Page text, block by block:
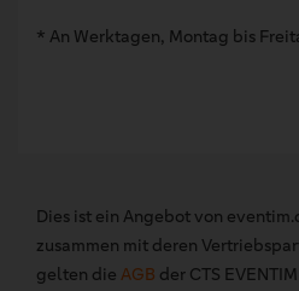
* An Werktagen, Montag bis
Dies ist ein Angebot von
zusammen mit deren
gelten die AGB der CTS